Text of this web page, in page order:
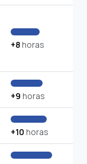
+8horas
+9 horas
+10 horas